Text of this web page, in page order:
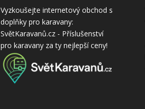
Vyzkoušejte internetový obchod s
doplňky pro karavany:
SvětKaravanů.cz - Příslušenství
pro karavanyza ty nejlepší ceny!